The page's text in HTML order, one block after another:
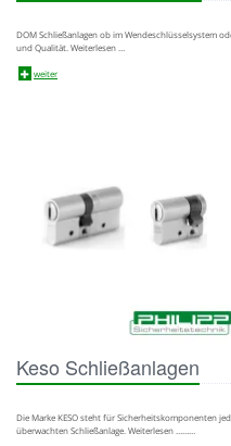
DOM Schließanlagen ob im Wendeschlüsselsystem
und Qualität. Weiterlesen …
weiter
Keso Schließanlagen
Die Marke KESO steht für Sicherheitskomponenten
überwachten Schließanlage. Weiterlesen ………